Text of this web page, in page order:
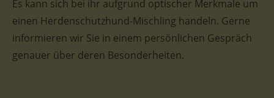
Es kann sich bei ihr aufgrund optischer Merkmale um
einen Herdenschutzhund-Mischling handeln. Gerne
informieren wir Sie in einem persönlichen Gespräch
genauer über deren Besonderheiten.